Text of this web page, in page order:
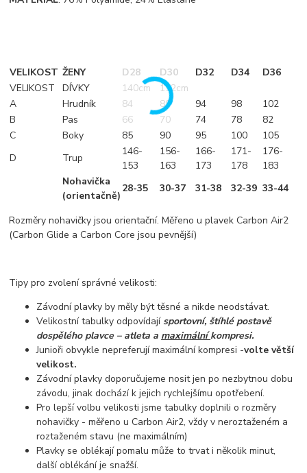
VELIKOST ŽENY D28 D30 D32 D34
D36
VELIKOST
DÍVKY 140cm
152cm
A
Hrudník 84 89 94 98
102
B
Pas 66 70 74 78
82
C
Boky 85 90 95 100
105
D
Trup
146-
153
156-
163
166-
173
171-
178
176-
183
Nohavička
(orientačně)
28-35 30-37 31-38 32-39 33-44
Rozměry nohavičky jsou orientační. Měřeno u plavek Carbon Air2
(Carbon Glide a Carbon Core jsou pevnější)
Tipy pro zvolení správné velikosti:
Závodní plavky by měly být těsné a nikde neodstávat.
Velikostní tabulky odpovídají sportovní, štíhlé postavě
dospělého plavce – atleta a maximálníkompresi.
Junioři obvykle nepreferují maximální kompresi -volte větší
velikost.
Závodní plavky doporučujeme nosit jen po nezbytnou dobu
závodu, jinak dochází k jejich rychlejšímu opotřebení.
Pro lepší volbu velikosti jsme tabulky doplnili o rozměry
nohavičky - měřeno u Carbon Air2, vždy v neroztaženém a
roztaženém stavu (ne maximálním)
Plavky se oblékají pomalu může to trvat i několik minut,
další oblékání je snažší.